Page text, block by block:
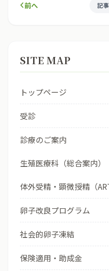
前へ 記
SITE MAP
トップページ
受診
診療のご案内
生殖医療科（総合案内）
体外受精・顕微授精（
卵子改良プログラム
社会的卵子凍結
保険適用・助成金